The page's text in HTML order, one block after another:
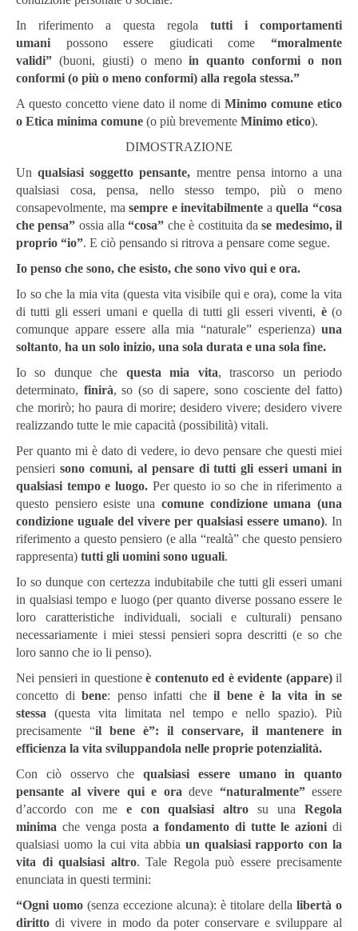
In riferimento a questa regola tutti i comportamenti
umani possono essere giudicati come“moralmente
validi” (buoni, giusti) o menoin quanto conformi o non
conformi (o più o meno conformi) alla regola stessa.”
A questo concetto viene dato il nome di Minimo comune etico
o Etica minima comune (o più brevemente Minimo etico).
DIMOSTRAZIONE
Unqualsiasi soggetto pensante, mentre pensa intorno a una
qualsiasi cosa, pensa, nello stesso tempo, più o meno
consapevolmente, masempre e inevitabilmente aquella “cosa
che pensa” ossia alla“cosa” che è costituita dase medesimo, il
proprio “io”. E ciò pensando si ritrova a pensare come segue.
Io penso che sono, che esisto, che sono vivo qui e ora.
Io so che la mia vita (questa vita visibile qui e ora), come la vita
di tutti gli esseri umani e quella di tutti gli esseri viventi, è(o
comunque appare essere alla mia “naturale” esperienza) una
soltanto, ha un solo inizio, una sola durata e una sola fine.
Io so dunque che questa mia vita, trascorso un periodo
determinato, finirà, so (so di sapere, sono cosciente del fatto)
che morirò; ho paura di morire; desidero vivere; desidero vivere
realizzando tutte le mie capacità (possibilità) vitali.
Per quanto mi è dato di vedere, io devo pensare che questi miei
pensieri sono comuni, al pensare di tutti gli esseri umani in
qualsiasi tempo e luogo.Per questo io so che in riferimento a
questo pensiero esiste una comune condizione umana (una
condizione uguale del vivere per qualsiasi essere umano). In
riferimento a questo pensiero (e alla “realtà” che questo pensiero
rappresenta) tutti gli uomini sono uguali.
Io so dunque con certezza indubitabile che tutti gli esseri umani
in qualsiasi tempo e luogo (per quanto diverse possano essere le
loro caratteristiche individuali, sociali e culturali) pensano
necessariamente i miei stessi pensieri sopra descritti (e so che
loro sanno che io li penso).
Nei pensieri in questione è contenuto ed è evidente (appare)il
concetto di bene: penso infatti che il bene è la vita in se
stessa (questa vita limitata nel tempo e nello spazio). Più
precisamente “il bene è”: il conservare, il mantenere in
efficienza la vita sviluppandola nelle proprie potenzialità.
Con ciò osservo che qualsiasi essere umano in quanto
pensante al vivere qui e ora deve “naturalmente”essere
d’accordo con me e con qualsiasi altro su unaRegola
minima che venga postaa fondamento di tutte le azioni di
qualsiasi uomo la cui vita abbia un qualsiasi rapporto con la
vita di qualsiasi altro. Tale Regola può essere precisamente
enunciata in questi termini:
“Ogni uomo (senza eccezione alcuna): è titolare della libertà o
diritto di vivere in modo da poter conservare e sviluppare al